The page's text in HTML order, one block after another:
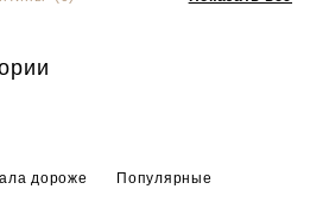
дороже
Популярные